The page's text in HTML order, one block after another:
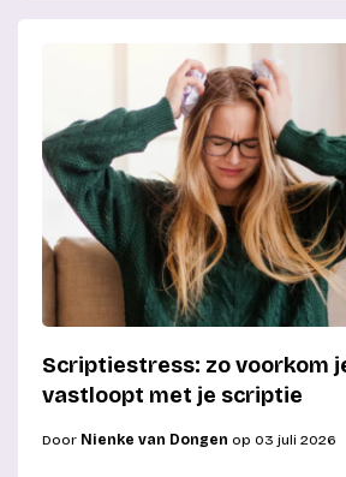
Scriptiestress: zo voorkom
vastloopt met je scriptie
Door Nienke van Dongen op 03 juli 2026